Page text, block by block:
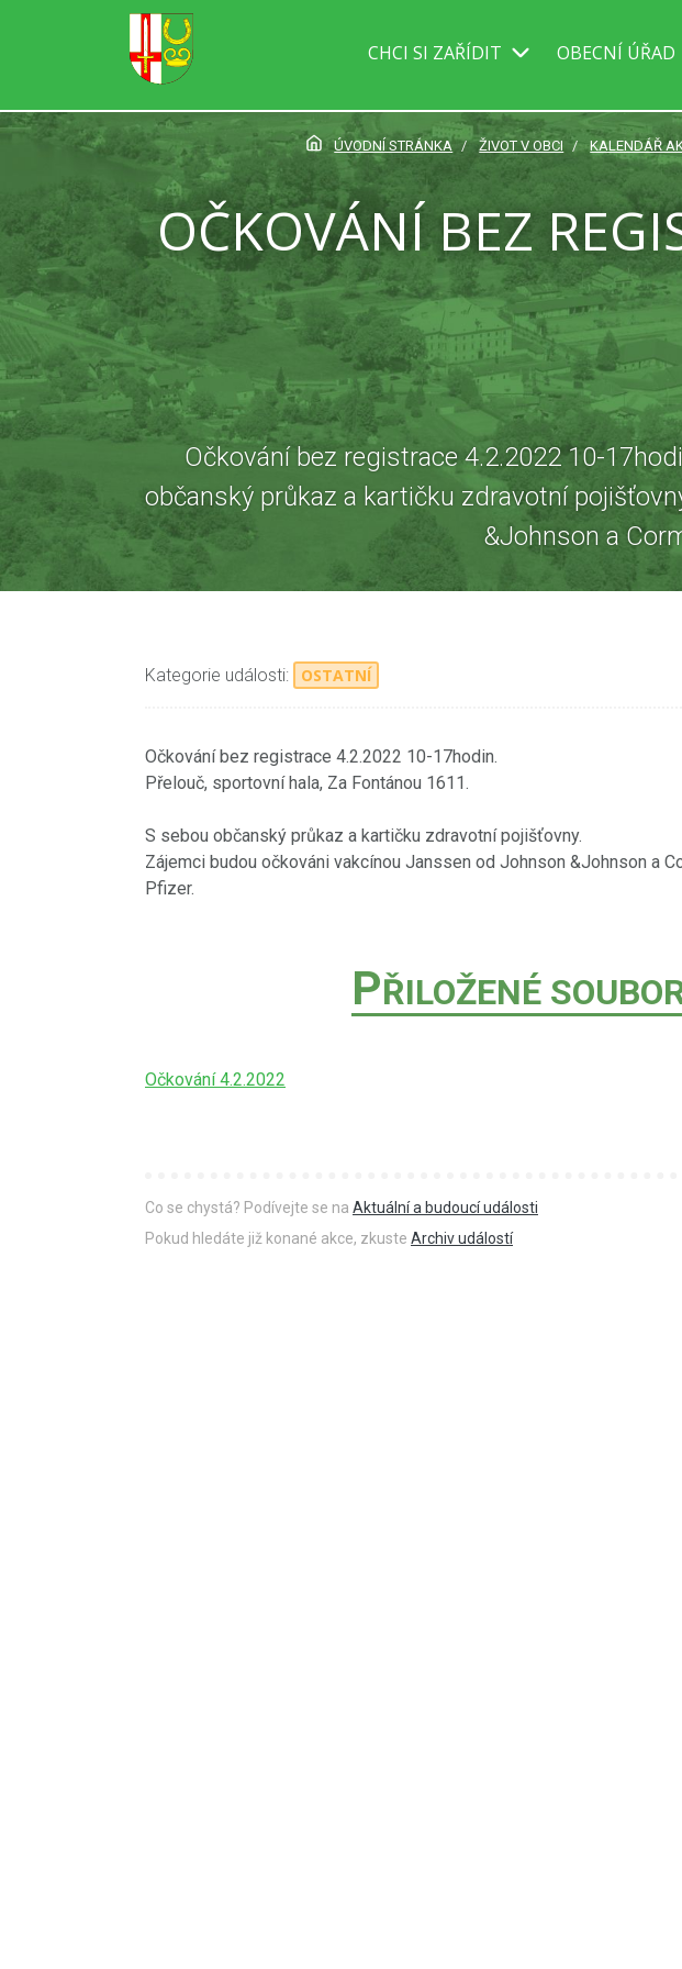
CHCI SI ZAŘÍDIT OBECNÍ ÚŘAD
ÚVODNÍ STRÁNKA ŽIVOT V OBCI KALENDÁŘ
OČKOVÁNÍ BEZ
Očkování bez registrace 4.2.2022 10-
občanský průkaz a kartičku zdravotní
&Johnson a
Kategorie události: OSTATNÍ
Očkování bez registrace 4.2.2022 10-17hodin.
Přelouč, sportovní hala, Za Fontánou 1611.
S sebou občanský průkaz a kartičku zdravotní pojišťovny.
Zájemci budou očkováni vakcínou Janssen od Johnson &Johnson a
Pfizer.
PŘILOŽENÉ
Očkování 4.2.2022
Co se chystá? Podívejte se na Aktuální a budoucí události
Pokud hledáte již konané akce, zkuste Archiv událostí